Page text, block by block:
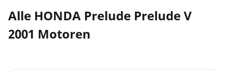
Alle HONDA Prelude Prelude V
2001 Motoren